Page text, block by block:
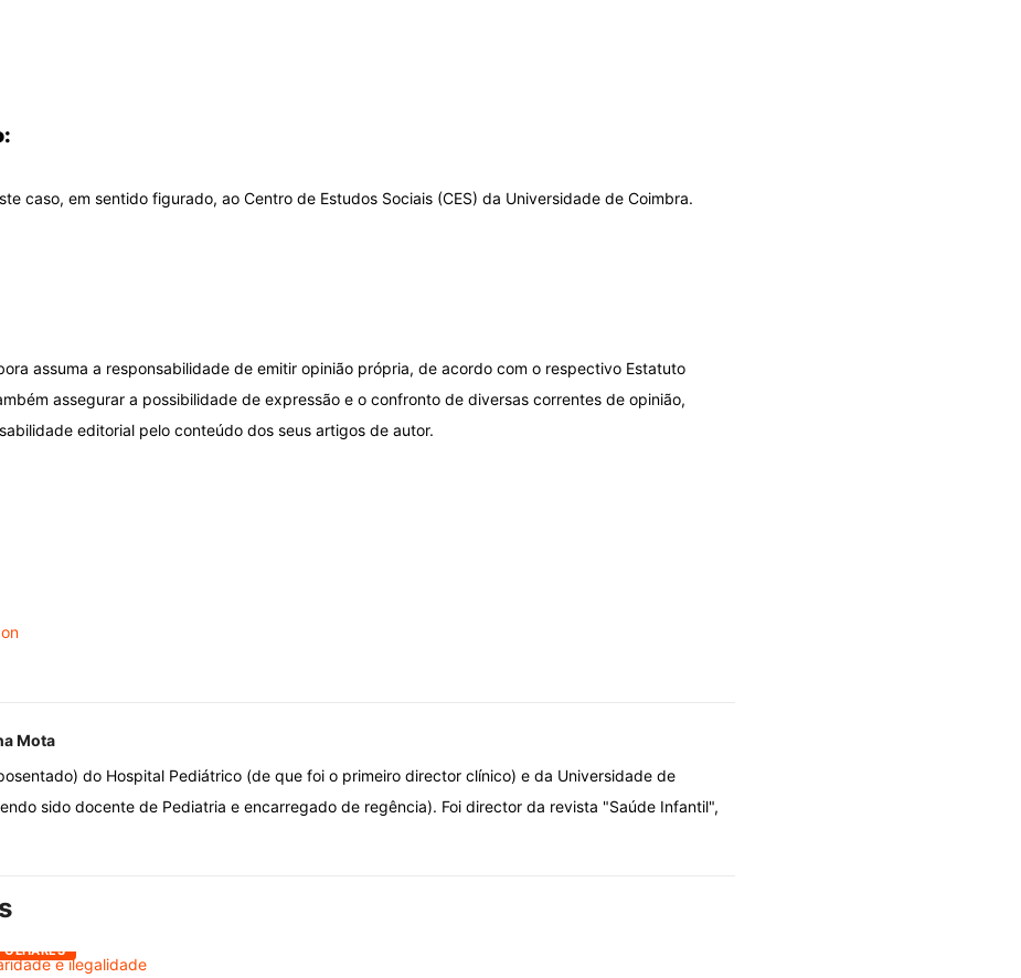
caso, em sentido figurado, ao Centro de Estudos Sociais (CES) da Universidade de Coimbra.
assuma a responsabilidade de emitir opinião própria, de acordo com o respectivo Estatuto
assegurar a possibilidade de expressão e o confronto de diversas correntes de opinião,
editorial pelo conteúdo dos seus artigos de autor.
Mota
do Hospital Pediátrico (de que foi o primeiro director clínico) e da Universidade de
sido docente de Pediatria e encarregado de regência). Foi director da revista "Saúde Infantil",
OLHARES